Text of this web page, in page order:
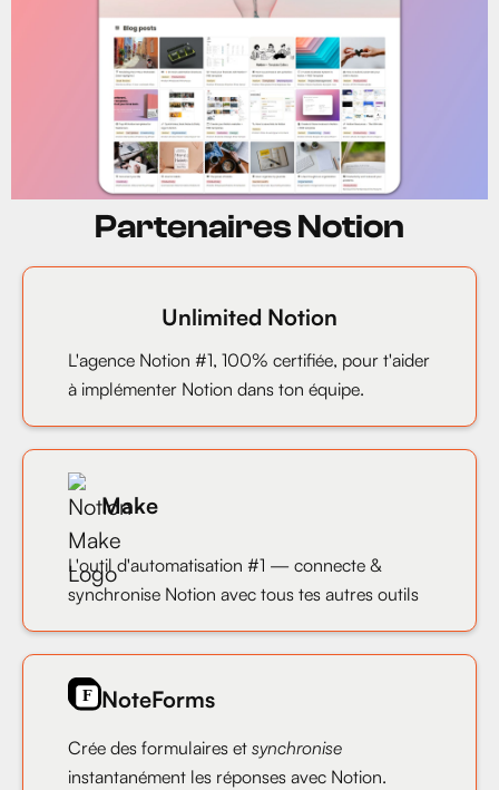
Partenaires Notion
Unlimited Notion
L'agence Notion #1, 100% certifiée, pour t'aider
à implémenter Notion dans ton équipe.
Make
L'outil d'automatisation #1 — connecte &
synchronise Notion avec tous tes autres outils
NoteForms
Crée des formulaires et synchronise
instantanément les réponses avec Notion.